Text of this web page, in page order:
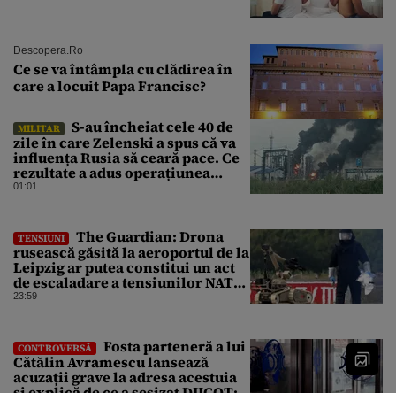
Descopera.ro
Ce se va întâmpla cu clădirea în
care a locuit Papa Francisc?
MILITAR
S-au încheiat cele 40 de
zile în care Zelenski a spus că va
influența Rusia să ceară pace. Ce
rezultate a adus operațiunea
Kievului
01:01
TENSIUNI
The Guardian: Drona
rusească găsită la aeroportul de la
Leipzig ar putea constitui un act
de escaladare a tensiunilor NATO-
Rusia
23:59
CONTROVERSĂ
Fosta parteneră a lui
Cătălin Avramescu lansează
acuzații grave la adresa acestuia